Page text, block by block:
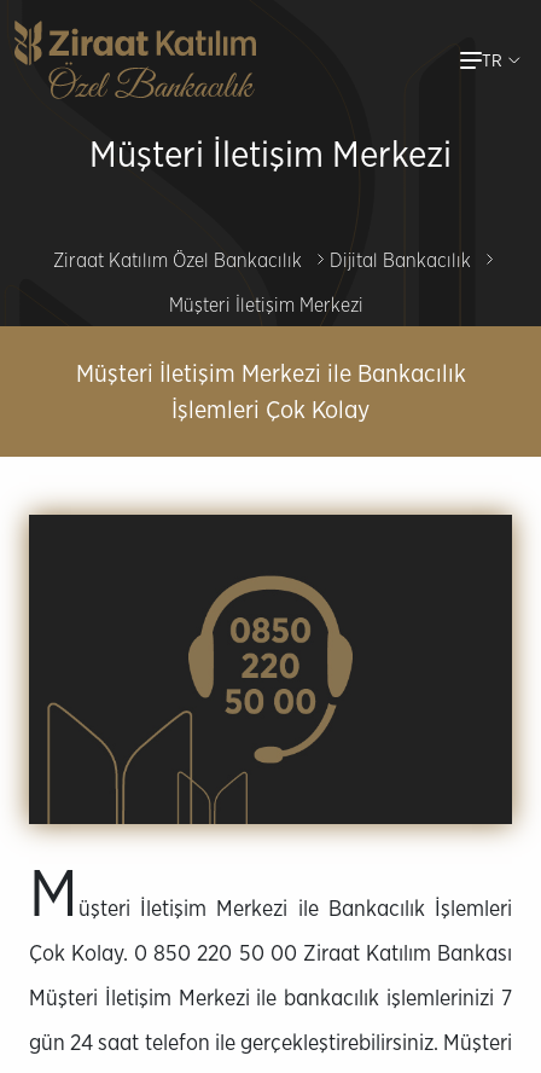
Ana
içeriğe
TR
Müşteri İletişim Merkezi
Ziraat Katılım Özel Bankacılık
Dijital Bankacılık
Müşteri İletişim Merkezi
Müşteri İletişim Merkezi ile Bankacılık
İşlemleri Çok Kolay
M üşteri İletişim Merkezi ile Bankacılık İşlemleri
Çok Kolay. 0 850 220 50 00 Ziraat Katılım Bankası
Müşteri İletişim Merkezi ile bankacılık işlemlerinizi 7
gün 24 saat telefon ile gerçekleştirebilirsiniz. Müşteri